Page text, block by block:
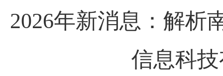
2026年新消息：解析
信息科